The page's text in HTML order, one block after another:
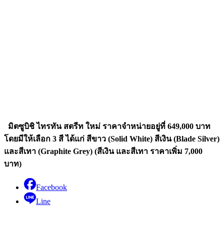
มิตซูบิชิ ไทรทัน สตรีท ใหม่ ราคาจำหน่ายอยู่ที่ 649,000 บาท
โดยมีให้เลือก 3 สี ได้แก่ สีขาว (Solid White) สีเงิน (Blade Silver)
และสีเทา (Graphite Grey) (สีเงิน และสีเทา ราคาเพิ่ม 7,000
บาท)
Facebook
Line